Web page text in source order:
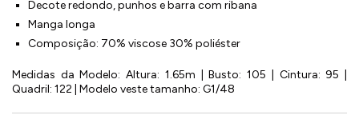
Decote redondo, punhos e barra com ribana
Manga longa
Composição: 70% viscose 30% poliéster
Medidas da Modelo: Altura: 1.65m | Busto: 105 | Cintura: 95 |
Quadril: 122 | Modelo veste tamanho: G1/48